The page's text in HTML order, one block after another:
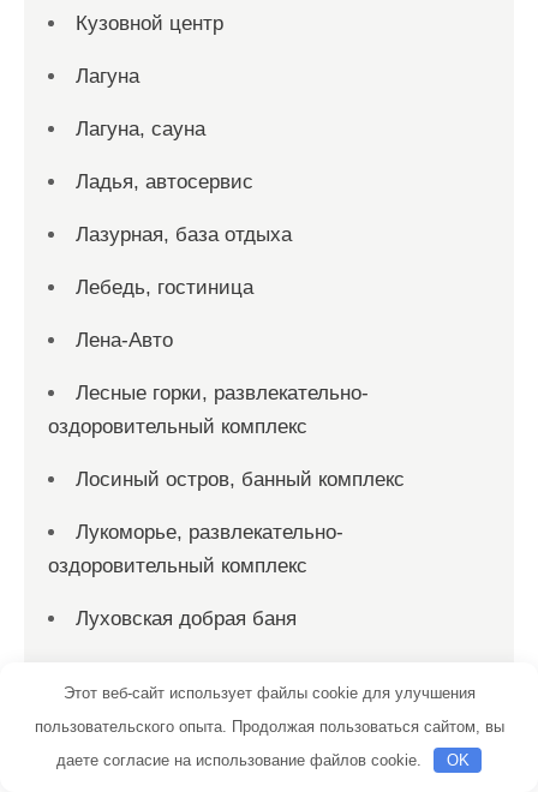
Кузовной центр
Лагуна
Лагуна, сауна
Ладья, автосервис
Лазурная, база отдыха
Лебедь, гостиница
Лена-Авто
Лесные горки, развлекательно-
оздоровительный комплекс
Лосиный остров, банный комплекс
Лукоморье, развлекательно-
оздоровительный комплекс
Луховская добрая баня
Люмьер отель & spa
Этот веб-сайт использует файлы cookie для улучшения
пользовательского опыта. Продолжая пользоваться сайтом, вы
даете согласие на использование файлов cookie.
OK